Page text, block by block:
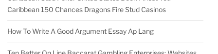
Caribbean 150 Chances Dragons Fire Stud Casinos
How To Write A Good Argument Essay Ap Lang